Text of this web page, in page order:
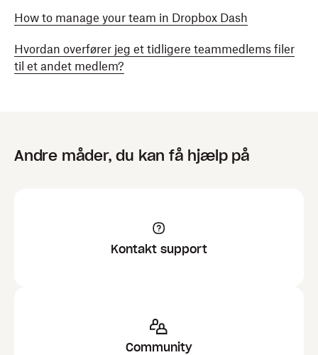
How to manage your team in Dropbox Dash
Hvordan overfører jeg et tidligere teammedlems filer
til et andet medlem?
Andre måder, du kan få hjælp på
Kontakt support
Community